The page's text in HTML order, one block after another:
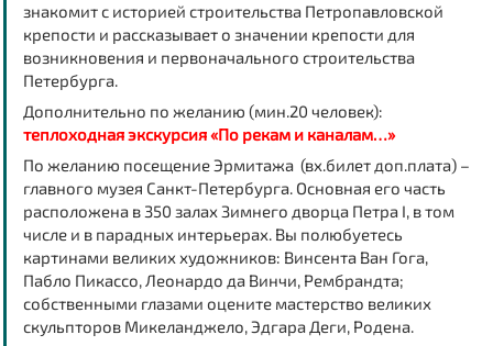
знакомит с историей строительства Петропавловской
крепости и рассказывает о значении крепости для
возникновения и первоначального строительства
Петербурга.
Дополнительно по желанию (мин.20 человек):
теплоходная экскурсия «По рекам и каналам…»
По желанию посещение Эрмитажа (вх.билет доп.плата) –
главного музея Санкт-Петербурга. Основная его часть
расположена в 350 залах Зимнего дворца Петра I, в том
числе и в парадных интерьерах. Вы полюбуетесь
картинами великих художников: Винсента Ван Гога,
Пабло Пикассо, Леонардо да Винчи, Рембрандта;
собственными глазами оцените мастерство великих
скульпторов Микеланджело, Эдгара Деги, Родена.